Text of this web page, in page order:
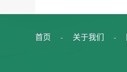
首页 - 关于我们 -